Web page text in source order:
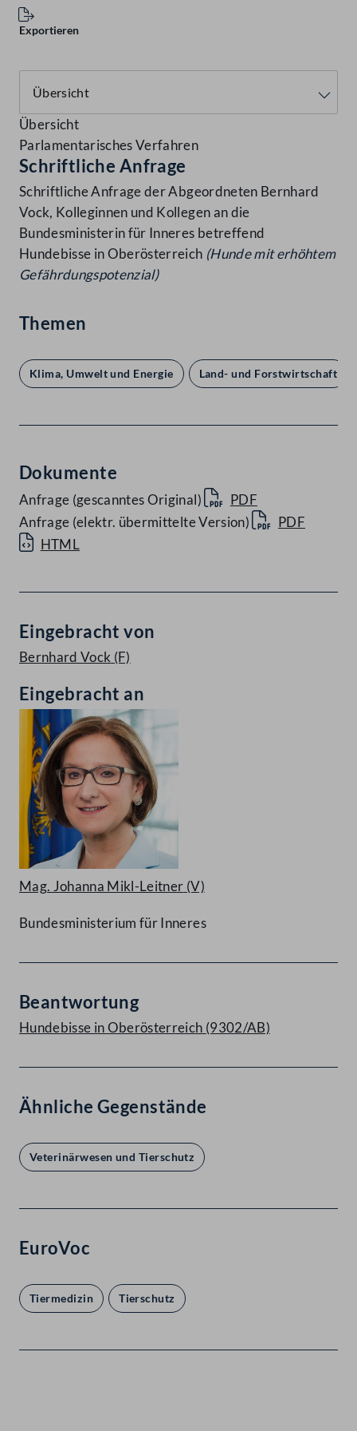
Exportieren
Übersicht
Parlamentarisches Verfahren
Schriftliche Anfrage
Schriftliche Anfrage der Abgeordneten Bernhard
Vock, Kolleginnen und Kollegen an die
Bundesministerin für Inneres betreffend
Hundebisse in Oberösterreich (Hunde mit erhöhtem
Gefährdungspotenzial)
Themen
Klima, Umwelt und Energie Land- und Forstwirtschaft
Dokumente
Anfrage (gescanntes Original)
PDF
Anfrage (elektr. übermittelte Version)
PDF
HTML
Eingebracht von
Bernhard Vock (F)
Eingebracht an
Mag. Johanna Mikl-Leitner (V)
Bundesministerium für Inneres
Beantwortung
Hundebisse in Oberösterreich (9302/AB)
Ähnliche Gegenstände
Veterinärwesen und Tierschutz
EuroVoc
Tiermedizin Tierschutz